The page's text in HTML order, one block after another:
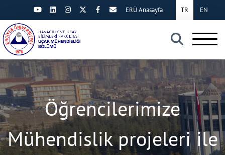
×
TR EN
ERÜ Anasayfa
Öğrencilerimize
Mühendislik projeleri ile